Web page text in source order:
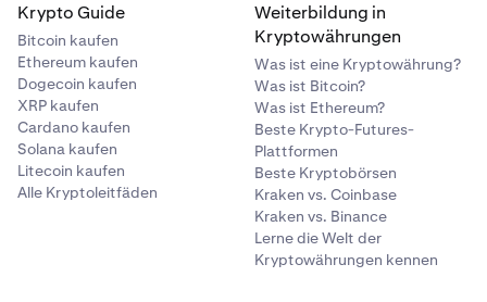
Krypto Guide
Bitcoin kaufen
Ethereum kaufen
Dogecoin kaufen
XRP kaufen
Cardano kaufen
Solana kaufen
Litecoin kaufen
Alle Kryptoleitfäden
Weiterbildung in
Kryptowährungen
Was ist eine Kryptowährung?
Was ist Bitcoin?
Was ist Ethereum?
Beste Krypto-Futures-
Plattformen
Beste Kryptobörsen
Kraken vs. Coinbase
Kraken vs. Binance
Lerne die Welt der
Kryptowährungen kennen